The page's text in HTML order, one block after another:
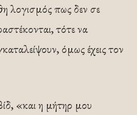
λογισμός πως δεν σε
τότε να
όμως έχεις τον
«και η μήτηρ μου